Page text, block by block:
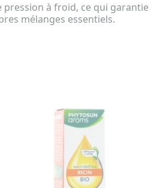
à froid, ce qui garantie
mélanges essentiels.